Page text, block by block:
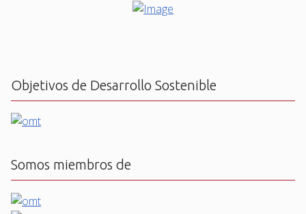
Objetivos de Desarrollo Sostenible
Somos miembros de